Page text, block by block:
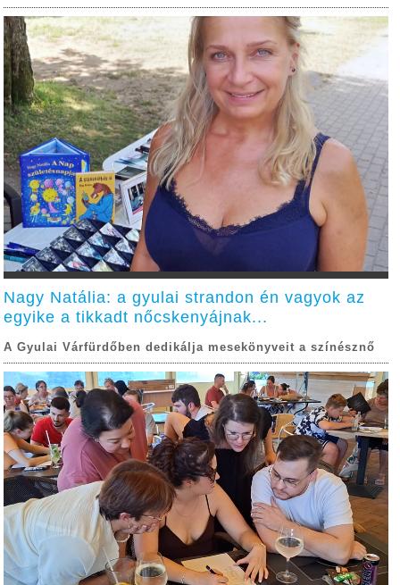
Nagy Natália: a gyulai strandon én vagyok az
egyike a tikkadt nőcskenyájnak...
A Gyulai Várfürdőben dedikálja mesekönyveit a színésznő